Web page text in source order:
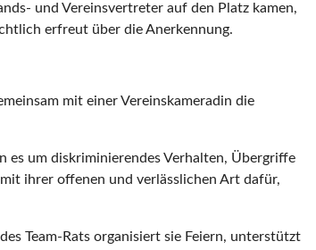
und Vereinsvertreter auf den Platz kamen,
erfreut über die Anerkennung.
mit einer Vereinskameradin die
es um diskriminierendes Verhalten, Übergriffe
ihrer offenen und verlässlichen Art dafür,
Team-Rats organisiert sie Feiern, unterstützt